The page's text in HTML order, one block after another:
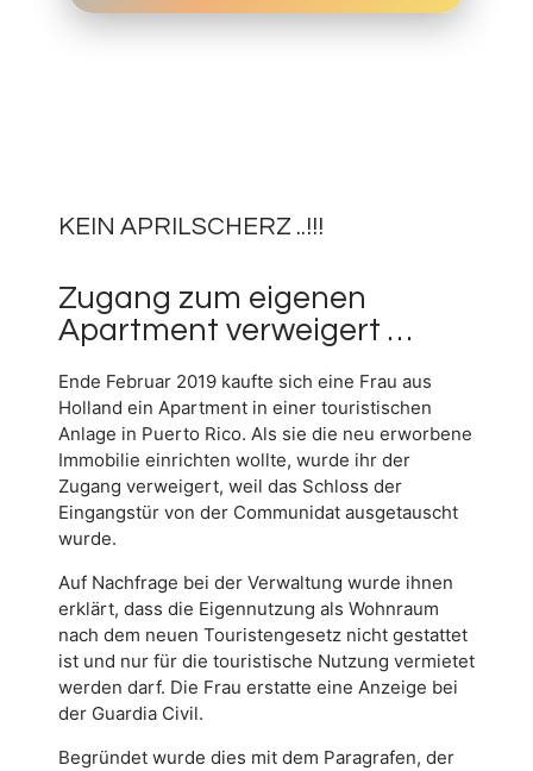
KEIN APRILSCHERZ ..!!!
Zugang zum eigenen
Apartment verweigert …
Ende Februar 2019 kaufte sich eine Frau aus
Holland ein Apartment in einer touristischen
Anlage in Puerto Rico. Als sie die neu erworbene
Immobilie einrichten wollte, wurde ihr der
Zugang verweigert, weil das Schloss der
Eingangstür von der Communidat ausgetauscht
wurde.
Auf Nachfrage bei der Verwaltung wurde ihnen
erklärt, dass die Eigennutzung als Wohnraum
nach dem neuen Touristengesetz nicht gestattet
ist und nur für die touristische Nutzung vermietet
werden darf. Die Frau erstatte eine Anzeige bei
der Guardia Civil.
Begründet wurde dies mit dem Paragrafen, der